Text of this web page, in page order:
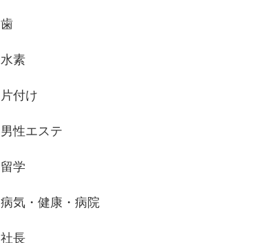
歯
水素
片付け
男性エステ
留学
病気・健康・病院
社長